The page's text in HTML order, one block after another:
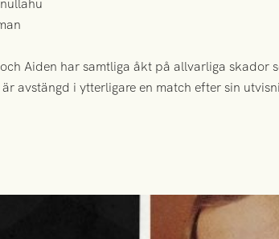
Aiden har samtliga åkt på allvarliga skador
avstängd i ytterligare en match efter sin